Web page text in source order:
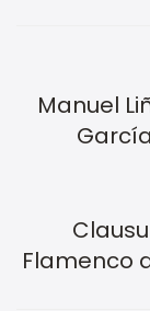
Manuel
Flamenco